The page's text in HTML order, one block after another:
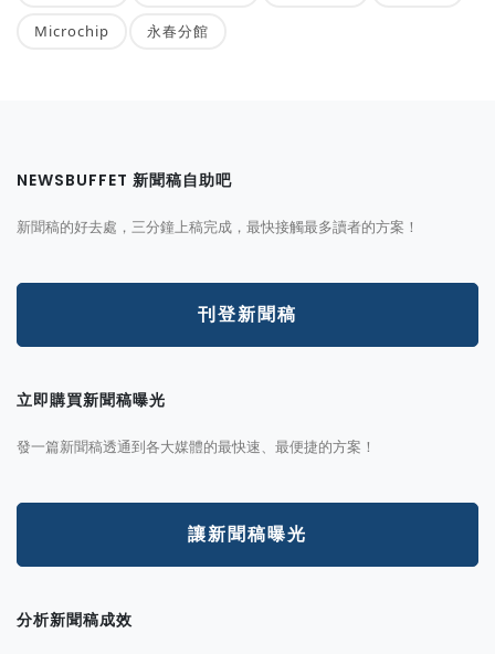
Microchip 永春分館
NEWSBUFFET 新聞稿自助吧
新聞稿的好去處，三分鐘上稿完成，最快接觸最多讀者的方案！
刊登新聞稿
立即購買新聞稿曝光
發一篇新聞稿透通到各大媒體的最快速、最便捷的方案！
讓新聞稿曝光
分析新聞稿成效